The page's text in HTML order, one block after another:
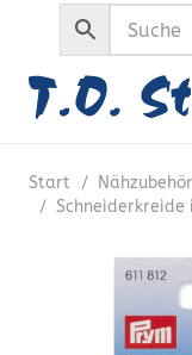
Start / Nähzubehör
/ Schneiderkreide